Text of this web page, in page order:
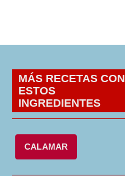
MÁS RECETAS CON
ESTOS
INGREDIENTES
CALAMAR